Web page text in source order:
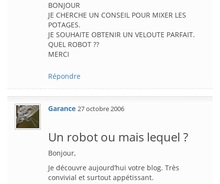
BONJOUR
JE CHERCHE UN CONSEIL POUR MIXER LES
POTAGES.
JE SOUHAITE OBTENIR UN VELOUTE PARFAIT.
QUEL ROBOT ??
MERCI
Répondre
Garance 27 octobre 2006
Un robot ou mais lequel ?
Bonjour,
Je découvre aujourd’hui votre blog. Très
convivial et surtout appétissant.